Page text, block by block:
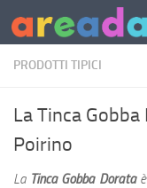
Sotto il contenuto
PRODOTTI TIPICI
La Tinca
Poirino
La Tinca Gobba Dorataè